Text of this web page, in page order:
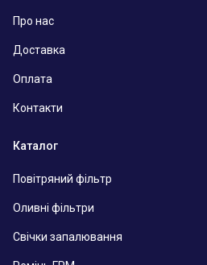
Про нас
Доставка
Оплата
Контакти
Каталог
Повітряний фільтр
Оливні фільтри
Свічки запалювання